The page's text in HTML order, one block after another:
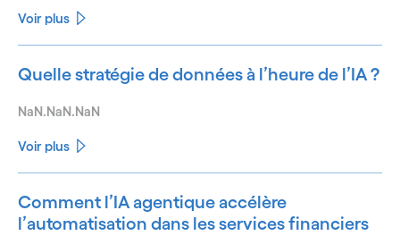
Voir plus
Quelle stratégie de données à l’heure de l’IA ?
NaN.NaN.NaN
Voir plus
Comment l’IA agentique accélère
l’automatisation dans les services financiers